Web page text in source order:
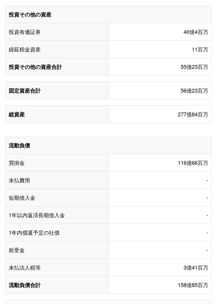
投資その他の資産
投資有価証券 40億4百万
繰延税金資産 11百万
投資その他の資産合計 55億23百万
固定資産合計 56億23百万
総資産 277億84百万
流動負債
買掛金 116億66百万
未払費用 -
短期借入金 -
1年以内返済長期借入金 -
1年内償還予定の社債 -
前受金 -
未払法人税等 3億41百万
流動負債合計 158億85百万